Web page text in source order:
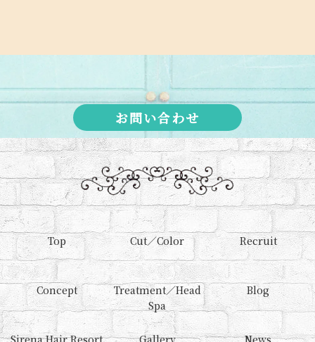
お問い合わせ
Top
Concept
Cut／Color
Treatment／Head
Spa
Recruit
Blog